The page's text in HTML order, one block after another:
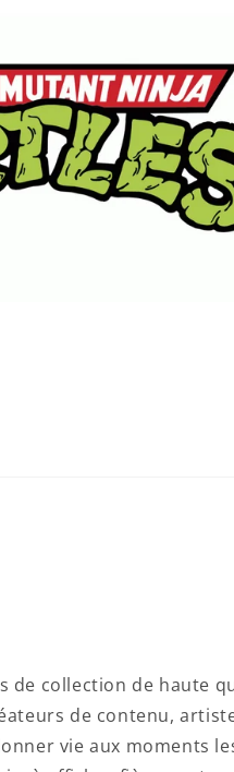
de collection de haute
de contenu,
vie aux moments